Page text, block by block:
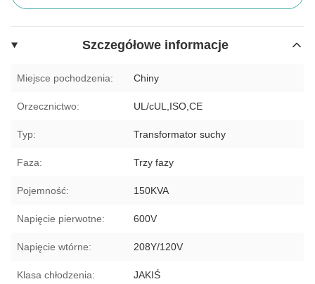
Szczegółowe informacje
Miejsce pochodzenia: Chiny
Orzecznictwo: UL/cUL,ISO,CE
Typ: Transformator suchy
Faza: Trzy fazy
Pojemność: 150KVA
Napięcie pierwotne: 600V
Napięcie wtórne: 208Y/120V
Klasa chłodzenia: JAKIŚ